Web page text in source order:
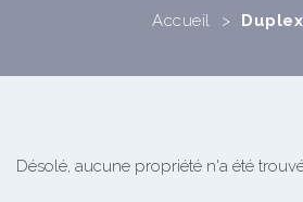
Accueil >
Désolé, aucune propriété n'a été